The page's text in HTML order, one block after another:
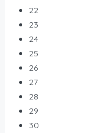
22
23
24
25
26
27
28
29
30